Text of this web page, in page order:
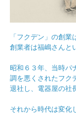
「フクデン」の創業
創業者は福嶋さんと
昭和６３年、当時パ
調を悪くされたフク
退社し、電器屋の社
それから時代は変化